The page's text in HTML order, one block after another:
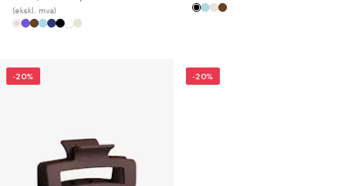
(ekskl. mva)
-20% -20%